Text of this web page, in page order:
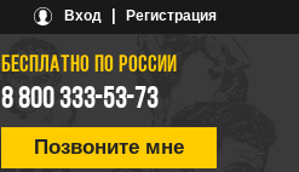
Вход Регистрация
БЕСПЛАТНО ПО РОССИИ
8 800 333-53-73
Позвоните мне